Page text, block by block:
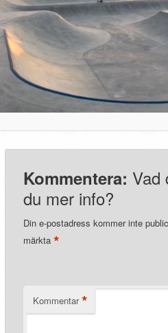
Kommentera: Vad
du mer info?
Din e-postadress kommer inte
märkta*
Kommentar *